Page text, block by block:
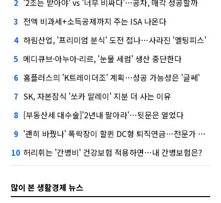
2
3 전액 비과세+소득공제까지 주는 ISA 나온다
4 하림산업, '프리미엄 분식' 도전 접나…사라진 '멜팅피스'
5 메디큐브·아누아·리르, '눈물 세럼' 생산 중단한다
6 홈플러스의 'K트레이더조' 계획…성공 가능성은 '글쎄'
7 SK, 자본잠식 '쏘카 말레이' 지분 더 사는 이유
8 [부동산세 대수술]'2년내 팔아라'…뒷문은 열었다
9 '괜히 바꿨나' 폭락장이 할퀸 DC형 퇴직연금…전문가 조언은
10 허리휘는 '간병비' 건강보험 적용하면…내 간병보험은?
많이 본 생활경제 뉴스